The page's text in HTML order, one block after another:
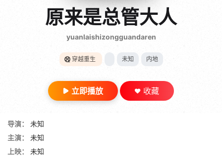
gt 0"}
28短剧
原来是总管大人
yuanlaishizongguandaren
穿越重生 未知 内地
立即播放 收藏
导演：
未知
主演：
未知
上映：
未知